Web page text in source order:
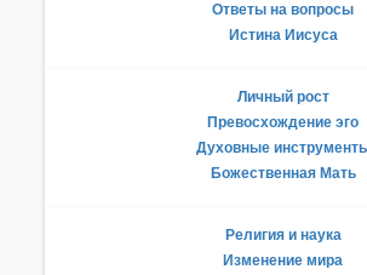
Ответы на вопросы
Истина Иисуса
Личный рост
Превосхождение эго
Духовные
Божественная Мать
Религия и наука
Изменение мира